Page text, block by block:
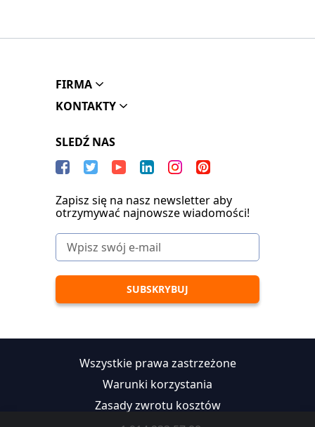
FIRMA
KONTAKTY
SLEDŹ NAS
Zapisz się na nasz newsletter aby
otrzymywać najnowsze wiadomości!
Wszystkie prawa zastrzeżone
Warunki korzystania
Zasady zwrotu kosztów